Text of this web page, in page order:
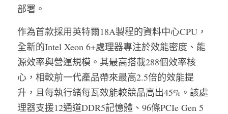
部署。
作為首款採用英特爾18A製程的資料中心CPU，
全新的Intel Xeon 6+處理器專注於效能密度、能
源效率與營運規模。其最高搭載288個效率核
心，相較前一代產品帶來最高2.5倍的效能提
升，且每執行緒每瓦效能較競品高出45%。該處
理器支援12通道DDR5記憶體、96條PCIe Gen 5